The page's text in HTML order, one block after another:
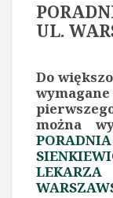
UL.
Do
można